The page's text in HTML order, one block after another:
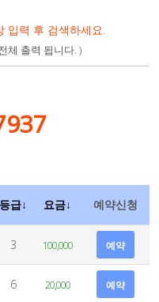
입력 후 검색하세요.
체 출력 됩니다. )
등급↓ 요금↓ 예약신청
3 100,000 예약
6 20,000 예약